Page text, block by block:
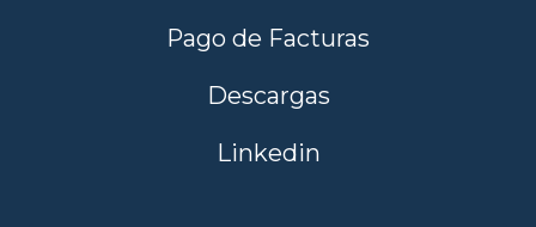
Pago de Facturas
Descargas
Linkedin